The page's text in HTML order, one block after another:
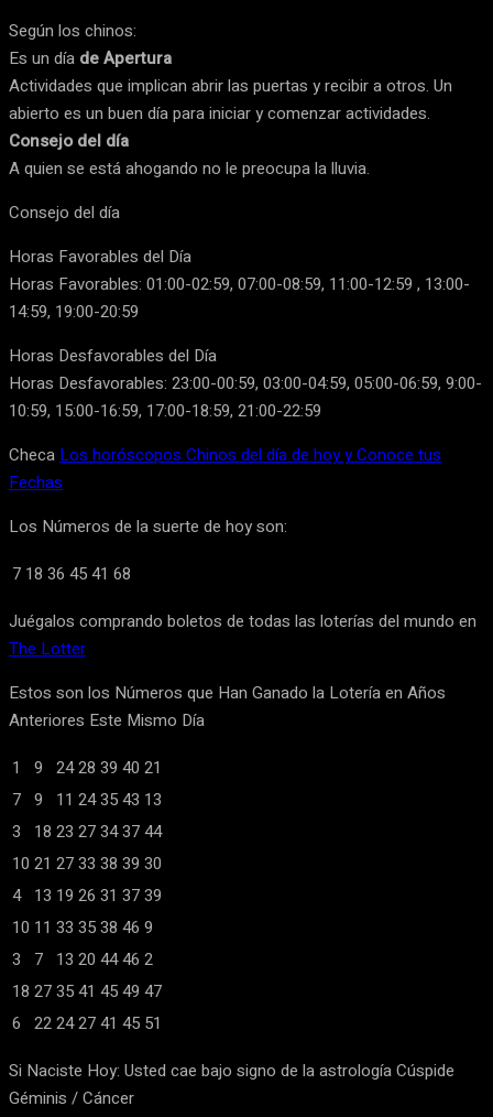
Según los chinos:
Es un día de Apertura
Actividades que implican abrir las puertas y recibir a otros. Un
abierto es un buen día para iniciar y comenzar actividades.
Consejo del día
A quien se está ahogando no le preocupa la lluvia.
Consejo del día
Horas Favorables del Día
Horas Favorables: 01:00-02:59, 07:00-08:59, 11:00-12:59 , 13:00-
14:59, 19:00-20:59
Horas Desfavorables del Día
Horas Desfavorables: 23:00-00:59, 03:00-04:59, 05:00-06:59, 9:00-
10:59, 15:00-16:59, 17:00-18:59, 21:00-22:59
Checa Los horóscopos Chinos del día de hoy y Conoce tus
Fechas
Los Números de la suerte de hoy son:
7 18 36 4541 68
Juégalos comprando boletos de todas las loterías del mundo en
The Lotter
Estos son los Números que Han Ganado la Lotería en Años
Anteriores Este Mismo Día
1
9 2428 39 40 21
7 9 11 243543 13
3
18 23 27343744
10 21 2733 38 39 30
4 13 19 26 31 3739
10 11 33 3538 46 9
3
7 13 20 4446 2
18 273541 4549 47
6 22242741 45 51
Si Naciste Hoy: Usted cae bajo signo de la astrología Cúspide
Géminis / Cáncer